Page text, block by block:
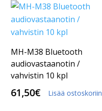
MH-M38 Bluetooth
audiovastaanotin /
vahvistin 10 kpl
61,50€ Lisää ostoskoriin